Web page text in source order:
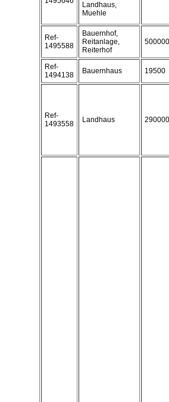
Landhaus,
Muehle
Ref-
1495588
Bauernhof,
Reitanlage,
Reiterhof
500000
Ref-
1494138
Bauernhaus 19500
Ref-
1493558
Landhaus 290000